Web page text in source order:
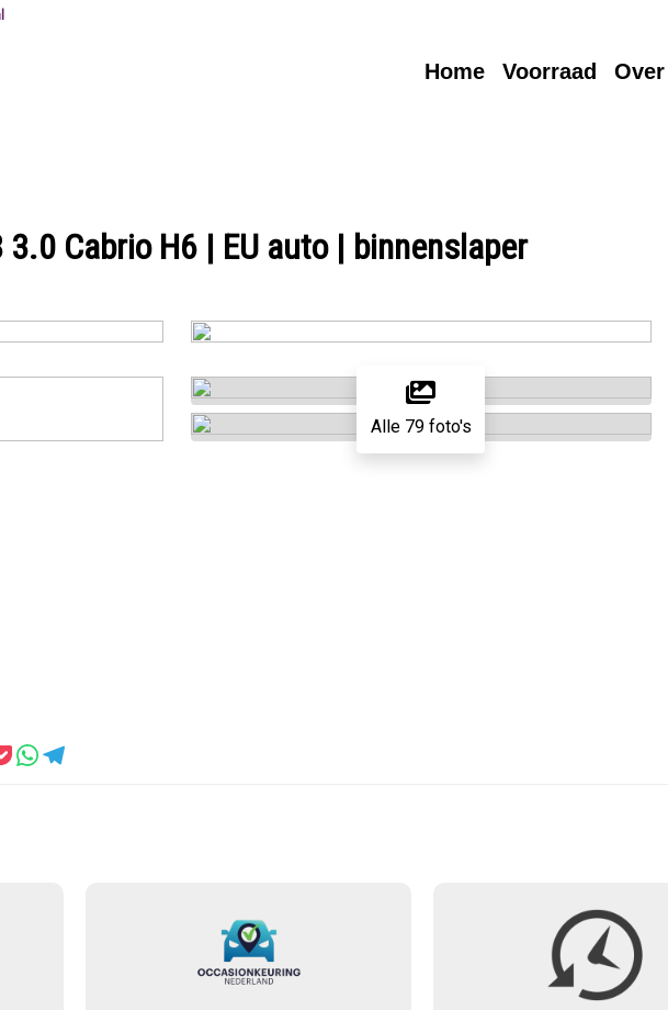
Home Voorraad
Cabrio H6 | EU auto | binnenslaper
Alle 79 foto's